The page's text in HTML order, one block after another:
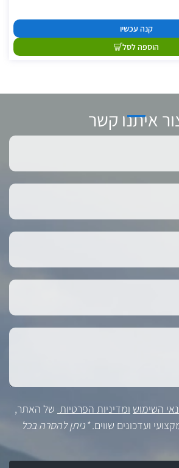
קנה עכשיו
הוספה לסל
איתנו קשר
השימוש ומדיניות הפרטיות של האתר,
ועדכונים שווים.*ניתן להסרה בכל